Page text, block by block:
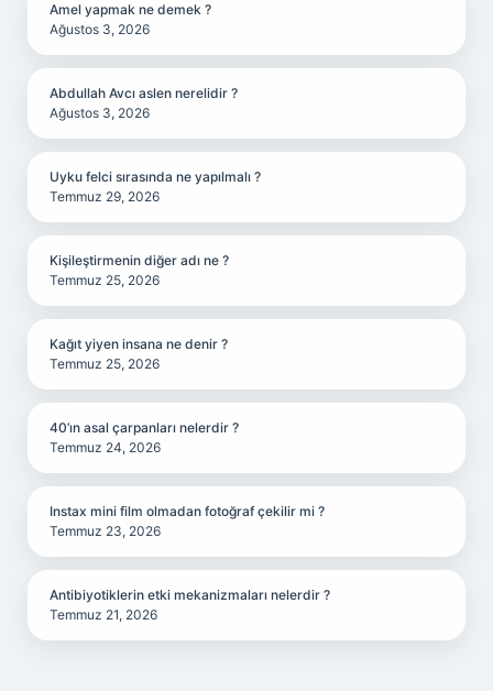
Amel yapmak ne demek ?
Ağustos 3, 2026
Abdullah Avcı aslen nerelidir ?
Ağustos 3, 2026
Uyku felci sırasında ne yapılmalı ?
Temmuz 29, 2026
Kişileştirmenin diğer adı ne ?
Temmuz 25, 2026
Kağıt yiyen insana ne denir ?
Temmuz 25, 2026
40’ın asal çarpanları nelerdir ?
Temmuz 24, 2026
Instax mini film olmadan fotoğraf çekilir mi ?
Temmuz 23, 2026
Antibiyotiklerin etki mekanizmaları nelerdir ?
Temmuz 21, 2026